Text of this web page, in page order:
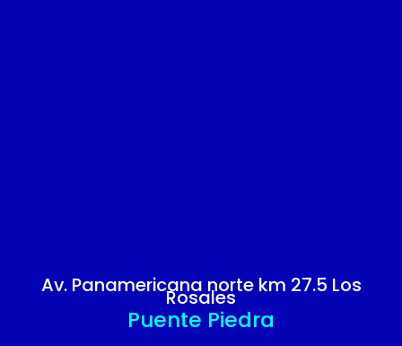
Av. Panamericana norte km 27.5 Los
Rosales
Puente Piedra